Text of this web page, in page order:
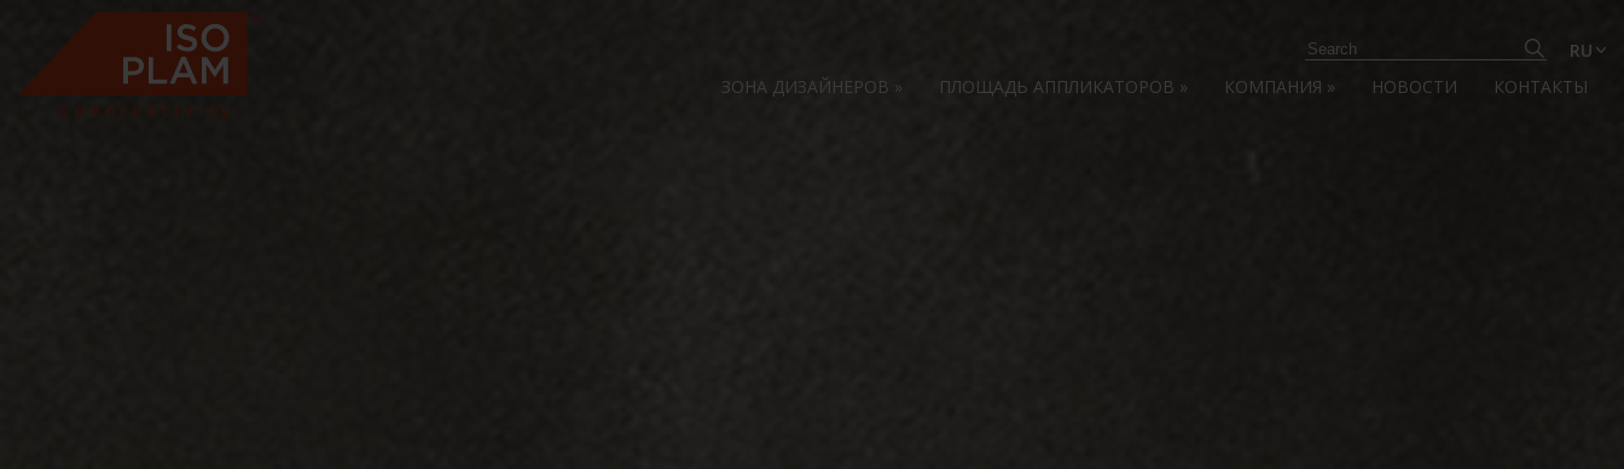
RU
ЗОНА ДИЗАЙНЕРОВ » ПЛОЩАДЬ АППЛИКАТОРОВ » КОМПАНИЯ » НОВОСТИ КОНТАКТЫ